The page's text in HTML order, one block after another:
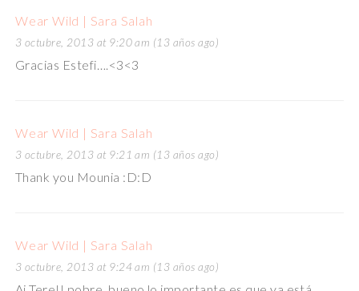
Wear Wild | Sara Salah
3 octubre, 2013 at 9:20 am (13 años ago)
Gracias Estefi….<3<3
Wear Wild | Sara Salah
3 octubre, 2013 at 9:21 am (13 años ago)
Thank you Mounia :D:D
Wear Wild | Sara Salah
3 octubre, 2013 at 9:24 am (13 años ago)